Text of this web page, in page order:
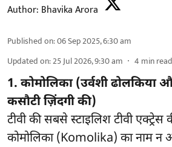
Author: Bhavika Arora
Published on:06 Sep 2025, 6:30 am
Updated on:25 Jul 2026, 9:30 am 4 min read
1. कोमोलिका (उर्वशी ढोलकिया
कसौटी ज़िंदगी की)
टीवी की सबसे स्टाइलिश टीवी एक्ट्रेस
कोमोलिका (Komolika) का नाम